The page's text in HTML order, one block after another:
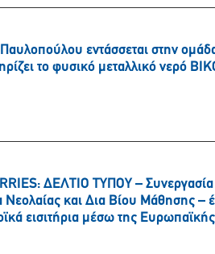
εντάσσεται στην
το φυσικό μεταλλικό νερό
ΔΕΛΤΙΟ ΤΥΠΟΥ –
Νεολαίας και Δια Βίου Μάθησης –
εισιτήρια μέσω της